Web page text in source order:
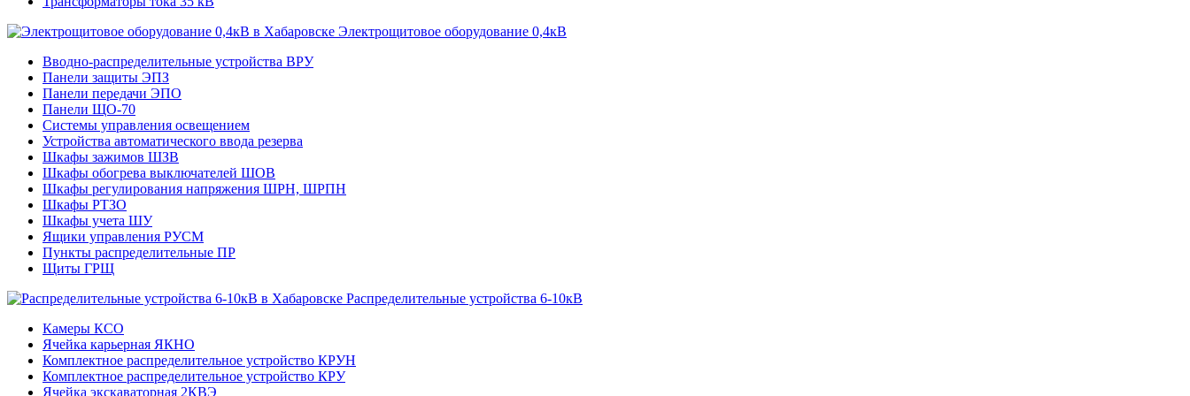
Электрощитовое оборудование 0,4кВ
Вводно-распределительные устройства ВРУ
Панели защиты ЭПЗ
Панели передачи ЭПО
Панели ЩО-70
Системы управления освещением
Устройства автоматического ввода резерва
Шкафы зажимов ШЗВ
Шкафы обогрева выключателей ШОВ
Шкафы регулирования напряжения ШРН, ШРПН
Шкафы РТЗО
Шкафы учета ШУ
Ящики управления РУСМ
Пункты распределительные ПР
Щиты ГРЩ
Распределительные устройства 6-10кВ
Камеры КСО
Ячейка карьерная ЯКНО
Комплектное распределительное устройство КРУН
Комплектное распределительное устройство КРУ
Ячейка экскаваторная 2КВЭ